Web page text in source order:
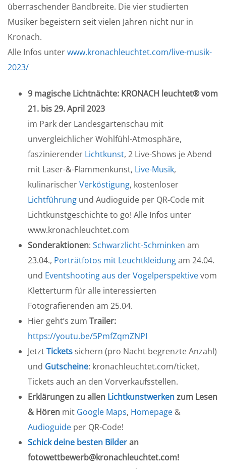
überraschender Bandbreite. Die vier studierten
Musiker begeistern seit vielen Jahren nicht nur in
Kronach.
Alle Infos unterwww.kronachleuchtet.com/live-musik-
2023/
9 magische Lichtnächte: KRONACH leuchtet® vom
21. bis 29. April 2023
im Park der Landesgartenschau mit
unvergleichlicher Wohlfühl-Atmosphäre,
faszinierender Lichtkunst, 2 Live-Shows je Abend
mit Laser-&-Flammenkunst, Live-Musik,
kulinarischerVerköstigung, kostenloser
Lichtführung und Audioguide per QR-Code mit
Lichtkunstgeschichte to go! Alle Infos unter
www.kronachleuchtet.com
Sonderaktionen: Schwarzlicht-Schminken am
23.04., Porträtfotos mit Leuchtkleidungam 24.04.
und Eventshooting aus der Vogelperspektivevom
Kletterturm für alle interessierten
Fotografierenden am 25.04.
Hier geht’s zum Trailer:
https://youtu.be/5PmfZqmZNPI
JetztTickets sichern (pro Nacht begrenzte Anzahl)
und Gutscheine: kronachleuchtet.com/ticket,
Tickets auch an den Vorverkaufsstellen.
Erklärungen zu allen Lichtkunstwerkenzum Lesen
& Hören mit Google Maps, Homepage &
Audioguide per QR-Code!
Schick deine besten Bilderan
fotowettbewerb@kronachleuchtet.com!